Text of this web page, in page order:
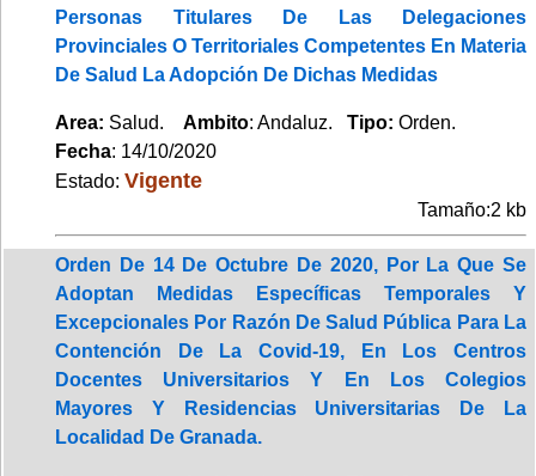
Personas Titulares De Las Delegaciones
Provinciales O Territoriales Competentes En Materia
De Salud La Adopción De Dichas Medidas
Area: Salud. Ambito: Andaluz. Tipo: Orden.
Fecha: 14/10/2020
Estado: Vigente
Tamaño:2 kb
Orden De 14 De Octubre De 2020, Por La Que Se
Adoptan Medidas Específicas Temporales Y
Excepcionales Por Razón De Salud Pública Para La
Contención De La Covid-19, En Los Centros
Docentes Universitarios Y En Los Colegios
Mayores Y Residencias Universitarias De La
Localidad De Granada.